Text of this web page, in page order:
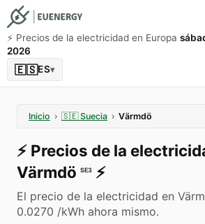
⚡️ Precios de la electricidad en Europa
2026
🇪🇸ES▾
Inicio › 🇸🇪 Suecia › Värmdö
⚡️ Precios de la
Värmdö SE3 ⚡️
El precio de la electricidad en
0.0270 /kWh ahora mismo.